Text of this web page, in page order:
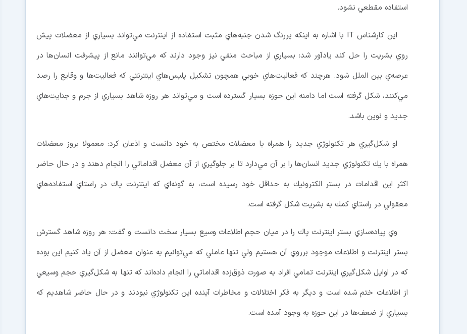
استفاده مقطعي نشود.
اين كارشناس IT با اشاره به اينكه پررنگ‌ شدن جنبه‌هاي مثبت استفاده از اينترنت مي‌تواند بسياري از معضلات پيش
روي بشريت را حل كند يادآور شد: بسياري از مباحث منفي نيز وجود دارند كه مي‌توانند مانع از پيشرفت انسان‌ها در
عرصه‌ي بين‌ الملل شود. هرچند كه فعاليت‌هاي خوبي همچون تشكيل پليس‌هاي اينترنتي كه فعاليت‌ها و وقايع را رصد
مي‌كنند، شكل گرفته است اما دامنه اين حوزه بسيار گسترده است و مي‌تواند هر روزه شاهد بسياري از جرم و جنايت‌هاي
جديد و نوين باشد.
او شكل‌گيري هر تكنولوژي جديد را همراه با معضلات مختص به خود دانست و اذعان كرد: معمولا بروز معضلات
همراه با يك تكنولوژي جديد انسان‌ها را بر آن مي‌دارد تا بر جلوگيري از آن معضل اقداماتي را انجام دهند و در حال حاضر
اكثر اين اقدامات در بستر الكترونيك به حداقل خود رسيده است، به گونه‌اي كه اينترنت پاك در راستاي استفاده‌هاي
معقولي در راستاي كمك به بشريت شكل گرفته است.
وي پياده‌سازي بستر اينترنت پاك را در ميان حجم اطلاعات وسيع بسيار سخت دانست و گفت: هر روزه شاهد گسترش
بستر اينترنت و اطلاعات موجود برروي آن هستيم ولي تنها عاملي كه مي‌توانيم به عنوان معضل از آن ياد كنيم اين بوده
كه در اوايل شكل‌گيري اينترنت تمامي افراد به صورت ذوق‌زده اقداماتي را انجام داده‌اند كه تنها به شكل‌گيري حجم وسيعي
از اطلاعات ختم شده است و ديگر به فكر اختلالات و مخاطرات آينده اين تكنولوژي نبودند و در حال حاضر شاهديم كه
بسياري از ضعف‌ها در اين حوزه به وجود آمده است.